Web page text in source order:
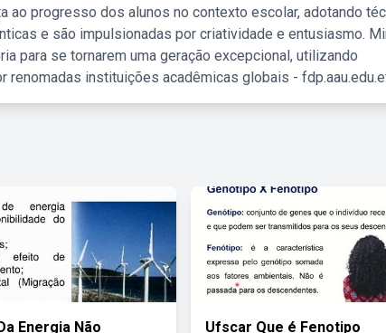
ao progresso dos alunos no contexto escolar, adotando
e são impulsionadas por criatividade e entusiasmo.
para se tornarem uma geração excepcional, utilizando
instituições acadêmicas globais -
Energia Não Ufscar Que é Fenotipo